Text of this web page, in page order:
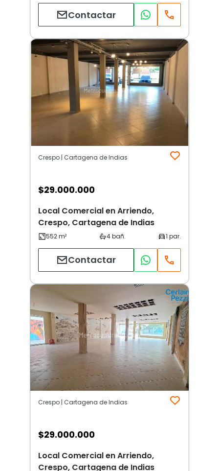
Contactar
Crespo | Cartagena de Indias
$29.000.000
Local Comercial en Arriendo,
Crespo, Cartagena de Indias
Contactar
Crespo | Cartagena de Indias
$29.000.000
Local Comercial en Arriendo,
Crespo, Cartagena de Indias